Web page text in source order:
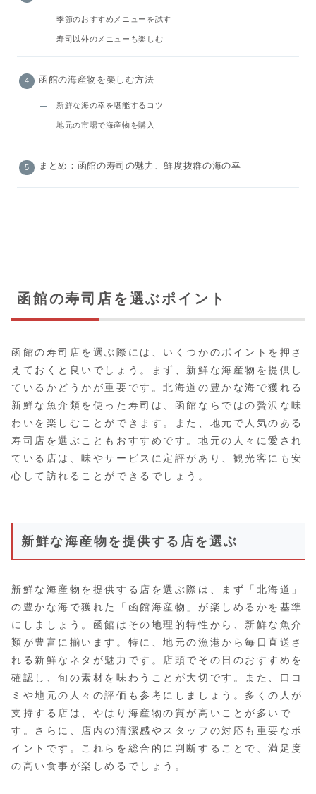
季節のおすすめメニューを試す
寿司以外のメニューも楽しむ
函館の海産物を楽しむ方法
新鮮な海の幸を堪能するコツ
地元の市場で海産物を購入
まとめ：函館の寿司の魅力、鮮度抜群の海の幸
函館の寿司店を選ぶポイント
函館の寿司店を選ぶ際には、いくつかのポイントを押さ
えておくと良いでしょう。まず、新鮮な海産物を提供し
ているかどうかが重要です。北海道の豊かな海で獲れる
新鮮な魚介類を使った寿司は、函館ならではの贅沢な味
わいを楽しむことができます。また、地元で人気のある
寿司店を選ぶこともおすすめです。地元の人々に愛され
ている店は、味やサービスに定評があり、観光客にも安
心して訪れることができるでしょう。
新鮮な海産物を提供する店を選ぶ
新鮮な海産物を提供する店を選ぶ際は、まず「北海道」
の豊かな海で獲れた「函館海産物」が楽しめるかを基準
にしましょう。函館はその地理的特性から、新鮮な魚介
類が豊富に揃います。特に、地元の漁港から毎日直送さ
れる新鮮なネタが魅力です。店頭でその日のおすすめを
確認し、旬の素材を味わうことが大切です。また、口コ
ミや地元の人々の評価も参考にしましょう。多くの人が
支持する店は、やはり海産物の質が高いことが多いで
す。さらに、店内の清潔感やスタッフの対応も重要なポ
イントです。これらを総合的に判断することで、満足度
の高い食事が楽しめるでしょう。